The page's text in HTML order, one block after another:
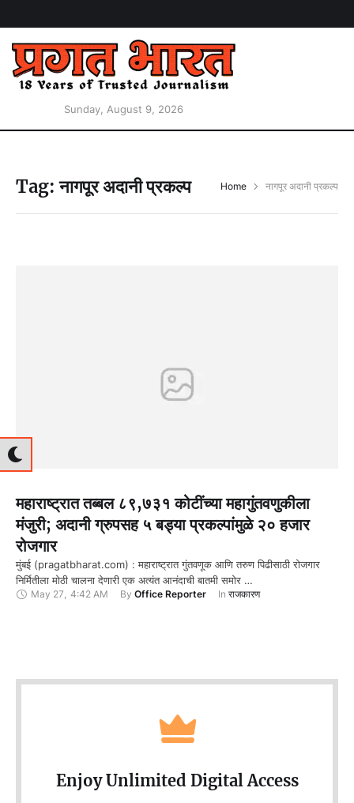
Sunday, August 9, 2026
Tag:नागपूर अदानी प्रकल्प Home नागपूर अदानी प्रकल्प
महाराष्ट्रात तब्बल ८९,७३१ कोटींच्या महागुंतवणुकीला
मंजुरी; अदानी ग्रुपसह ५ बड्या प्रकल्पांमुळे २० हजार
रोजगार
मुंबई (pragatbharat.com) : महाराष्ट्रात गुंतवणूक आणि तरुण पिढीसाठी रोजगार
निर्मितीला मोठी चालना देणारी एक अत्यंत आनंदाची बातमी समोर …
May 27, 4:42 AM By Office Reporter In राजकारण
Enjoy Unlimited Digital Access